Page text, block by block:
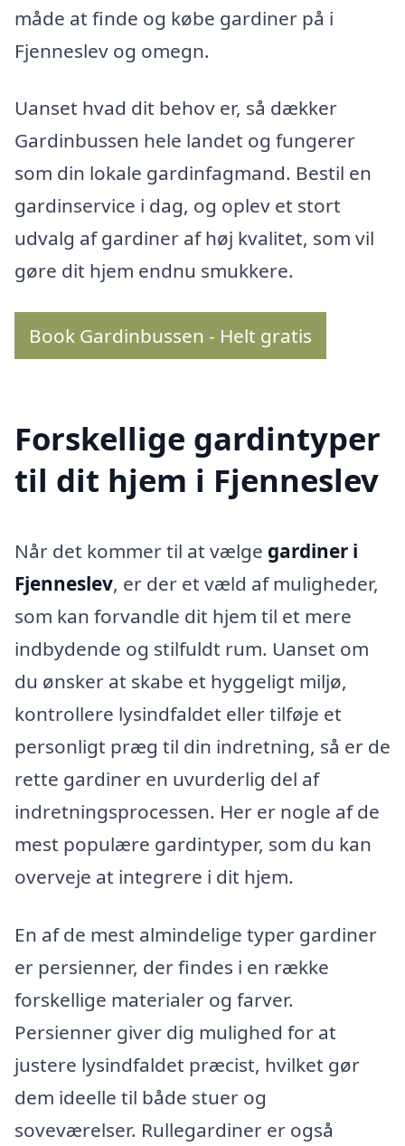
måde at finde og købe gardiner på i
Fjenneslev og omegn.
Uanset hvad dit behov er, så dækker
Gardinbussen hele landet og fungerer
som din lokale gardinfagmand. Bestil en
gardinservice i dag, og oplev et stort
udvalg af gardiner af høj kvalitet, som vil
gøre dit hjem endnu smukkere.
Book Gardinbussen - Helt gratis
Forskellige gardintyper
til dit hjem i Fjenneslev
Når det kommer til at vælge gardiner i
Fjenneslev, er der et væld af muligheder,
som kan forvandle dit hjem til et mere
indbydende og stilfuldt rum. Uanset om
du ønsker at skabe et hyggeligt miljø,
kontrollere lysindfaldet eller tilføje et
personligt præg til din indretning, så er de
rette gardiner en uvurderlig del af
indretningsprocessen. Her er nogle af de
mest populære gardintyper, som du kan
overveje at integrere i dit hjem.
En af de mest almindelige typer gardiner
er persienner, der findes i en række
forskellige materialer og farver.
Persienner giver dig mulighed for at
justere lysindfaldet præcist, hvilket gør
dem ideelle til både stuer og
soveværelser. Rullegardiner er også